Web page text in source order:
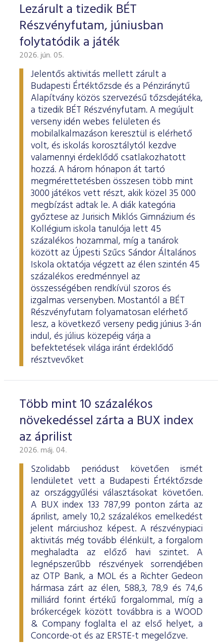
Lezárult a tizedik BÉT
Részvényfutam, júniusban
folytatódik a játék
2026. jún. 05.
Jelentős aktivitás mellett zárult a
Budapesti Értéktőzsde és a Pénziránytű
Alapítvány közös szervezésű tőzsdejátéka,
a tizedik BÉT Részvényfutam. A megújult
verseny idén webes felületen és
mobilalkalmazáson keresztül is elérhető
volt, és iskolás korosztálytól kezdve
valamennyi érdeklődő csatlakozhatott
hozzá. A három hónapon át tartó
megmérettetésben összesen több mint
3000 játékos vett részt, akik közel 35 000
megbízást adtak le. A diák kategória
győztese az Jurisich Miklós Gimnázium és
Kollégium iskola tanulója lett 45
százalékos hozammal, míg a tanárok
között az Újpesti Szűcs Sándor Általános
Iskola oktatója végzett az élen szintén 45
százalékos eredménnyel az
összességében rendkívül szoros és
izgalmas versenyben. Mostantól a BÉT
Részvényfutam folyamatosan elérhető
lesz, a következő verseny pedig június 3-án
indul, és július közepéig várja a
befektetések világa iránt érdeklődő
résztvevőket
Több mint 10 százalékos
növekedéssel zárta a BUX index
az áprilist
2026. máj. 04.
Szolidabb periódust követően ismét
lendületet vett a Budapesti Értéktőzsde
az országgyűlési választásokat követően.
A BUX index 133 787,99 ponton zárta az
áprilist, amely 10,2 százalékos emelkedést
jelent márciushoz képest. A részvénypiaci
aktivitás még tovább élénkült, a forgalom
meghaladta az előző havi szintet. A
legnépszerűbb részvények sorrendjében
az OTP Bank, a MOL és a Richter Gedeon
hármasa zárt az élen, 588,3, 78,9 és 74,6
milliárd forint értékű forgalommal, míg a
brókercégek között továbbra is a WOOD
& Company foglalta el az első helyet, a
Concorde-ot és az ERSTE-t megelőzve.